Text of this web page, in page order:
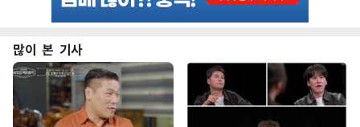
많이 본 기사